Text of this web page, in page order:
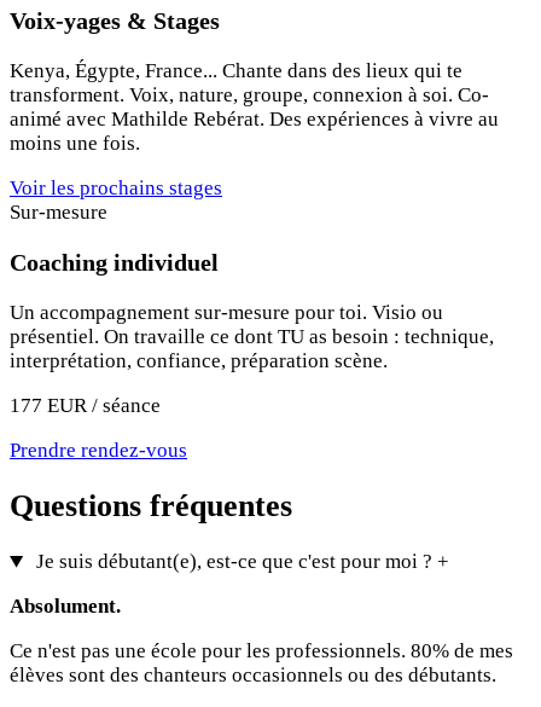
Voix-yages & Stages
Kenya, Égypte, France... Chante dans des lieux qui te
transforment. Voix, nature, groupe, connexion à soi. Co-
animé avec Mathilde Rebérat. Des expériences à vivre au
moins une fois.
Voir les prochains stages
Sur-mesure
Coaching individuel
Un accompagnement sur-mesure pour toi. Visio ou
présentiel. On travaille ce dont TU as besoin : technique,
interprétation, confiance, préparation scène.
177 EUR / séance
Prendre rendez-vous
Questions fréquentes
Je suis débutant(e), est-ce que c'est pour moi ?+
Absolument.
Ce n'est pas une école pour les professionnels. 80% de mes
élèves sont des chanteurs occasionnels ou des débutants.